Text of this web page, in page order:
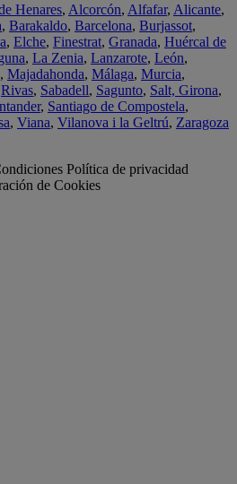
Henares, Alcorcón, Alfafar, Alicante,
, Barakaldo, Barcelona, Burjassot,
, Elche, Finestrat, Granada, Huércal de
, La Zenia, Lanzarote, León,
, Majadahonda, Málaga, Murcia,
Rivas, Sabadell, Sagunto, Salt, Girona,
, Santiago de Compostela,
, Viana, Vilanova i la Geltrú, Zaragoza
Política de privacidad
de Cookies